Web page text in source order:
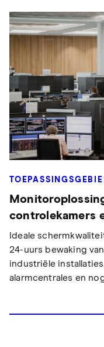
controlekamers
Ideale
24-uurs bewaking
industriële
alarmcentrales en